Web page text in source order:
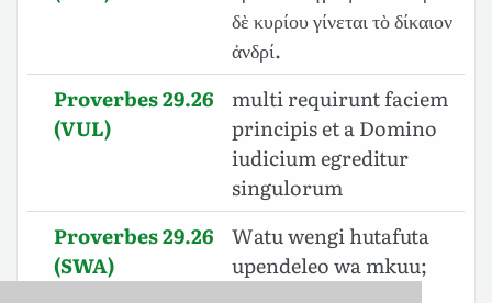
δὲ κυρίου γίνεται τὸ δίκαιον
ἀνδρί.
Proverbes 29.26
(VUL)
multi requirunt faciem
principis et a Domino
iudicium egreditur
singulorum
Proverbes 29.26
(SWA)
Watu wengi hutafuta
upendeleo wa mkuu;